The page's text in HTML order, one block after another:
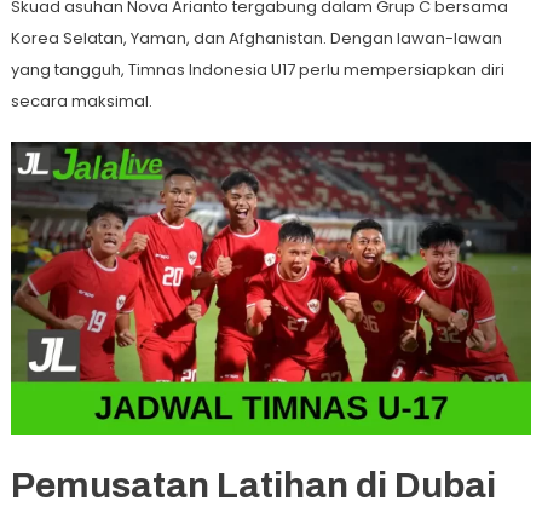
Skuad asuhan Nova Arianto tergabung dalam Grup C bersama
Korea Selatan, Yaman, dan Afghanistan. Dengan lawan-lawan
yang tangguh, Timnas Indonesia U17 perlu mempersiapkan diri
secara maksimal.
Pemusatan Latihan di Dubai